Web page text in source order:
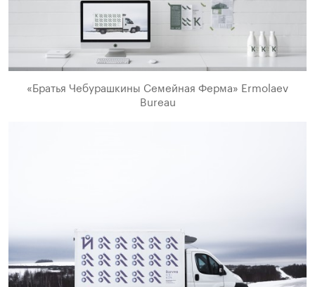
«Братья Чебурашкины Семейная Ферма» Ermolaev
Bureau